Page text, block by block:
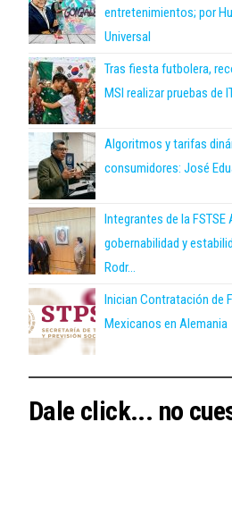
entretenimientos; por
Universal
Tras fiesta futbolera,
MSI realizar pruebas de
Algoritmos y tarifas
consumidores: José
Integrantes de la FSTSE
gobernabilidad y
Rodr...
Inician Contratación de
Mexicanos en Alemania
Dale click... no